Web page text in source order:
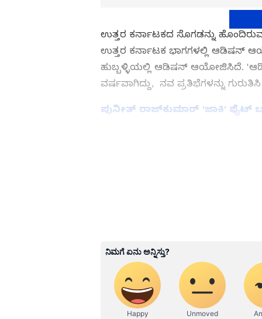
ಉತ್ತರ ಕರ್ನಾಟಕದ ಸೊಗಡನ್ನು ಹೊಂದಿರುವ
ಉತ್ತರ ಕರ್ನಾಟಕ ಭಾಗಗಳಲ್ಲಿ‌ ಆಡಿಷನ್
ಹುಬ್ಬಳ್ಳಿಯಲ್ಲಿ ಆಡಿಷನ್ ಆಯೋಜಿಸಿದೆ.
ವರ್ಷವಾಗಿದ್ದು, ನವ‌ ಪ್ರತಿಭೆಗಳನ್ನು
ಪುನೀತ್ ರಾಜ್‌ಕುಮಾರ್ 'ಜಾಕಿ' ಫೈಟ್‌
ABOUT THE AUTHOR
SB
Shriram Bhat
ಏಷ್ಯಾನೆಟ್
ಹೆಚ್ಚಿನ ಗಮನ ನೀಡುತ್ತಿದ್ದೇನೆ.
ವೆಬ್‌ನಲ್ಲಿ ಕೆಲಸ ಮಾಡಿದ ಅನುಭವವಿದೆ.